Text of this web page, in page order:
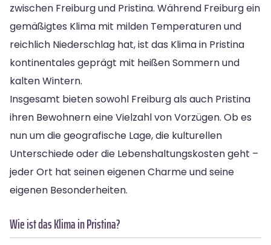
zwischen Freiburg und Pristina. Während Freiburg ein
gemäßigtes Klima mit milden Temperaturen und
reichlich Niederschlag hat, ist das Klima in Pristina
kontinentales geprägt mit heißen Sommern und
kalten Wintern.
Insgesamt bieten sowohl Freiburg als auch Pristina
ihren Bewohnern eine Vielzahl von Vorzügen. Ob es
nun um die geografische Lage, die kulturellen
Unterschiede oder die Lebenshaltungskosten geht –
jeder Ort hat seinen eigenen Charme und seine
eigenen Besonderheiten.
Wie ist das Klima in Pristina?